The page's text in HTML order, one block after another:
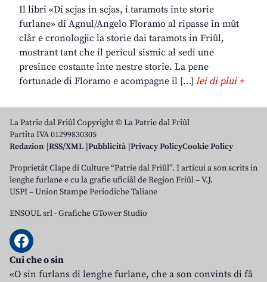
Il libri «Di scjas in scjas, i taramots inte storie
furlane» di Agnul/Angelo Floramo al ripasse in mût
clâr e cronologjic la storie dai taramots in Friûl,
mostrant tant che il pericul sismic al sedi une
presince costante inte nestre storie. La pene
fortunade di Floramo e acompagne il […] lei di plui +
La Patrie dal Friûl Copyright © La Patrie dal Friûl
Partita IVA 01299830305
Redazion RSS/XML Pubblicità Privacy PolicyCookie Policy
Proprietât Clape di Culture “Patrie dal Friûl”. I articui a son scrits in
lenghe furlane e cu la grafie uficiâl de Regjon Friûl – V.J.
USPI – Union Stampe Periodiche Taliane
ENSOUL srl-Grafiche GTower Studio
Cui che o sin
«O sin furlans di lenghe furlane, che a son convints di fâ